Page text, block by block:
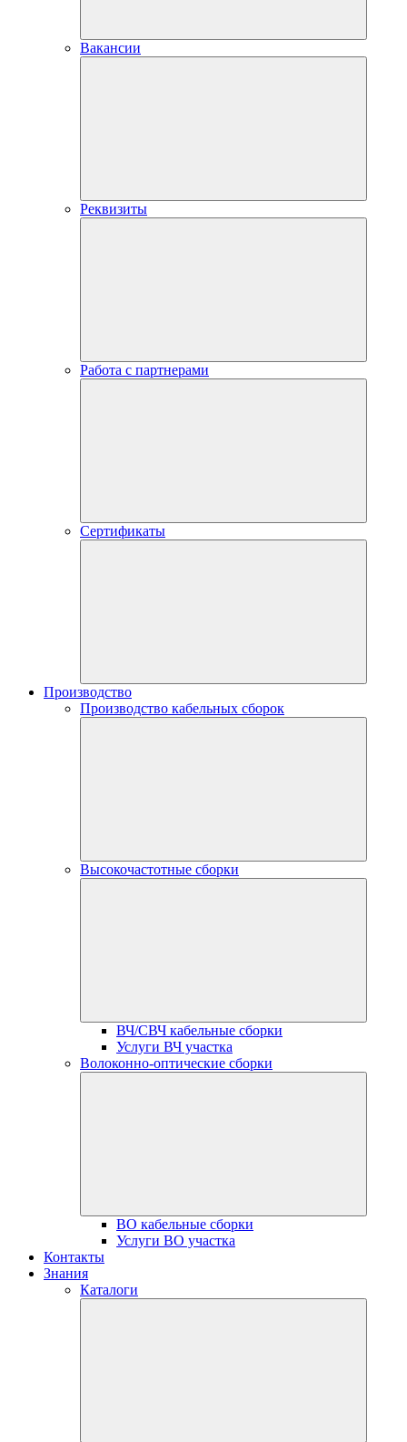
Вакансии
Реквизиты
Работа с партнерами
Сертификаты
Производство
Производство кабельных сборок
Высокочастотные сборки
ВЧ/СВЧ кабельные сборки
Услуги ВЧ участка
Волоконно-оптические сборки
ВО кабельные сборки
Услуги ВО участка
Контакты
Знания
Каталоги